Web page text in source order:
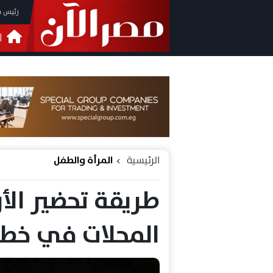
رئيس
الرئيسية المرأة والطفل
طريقة تحضير
المحلات في